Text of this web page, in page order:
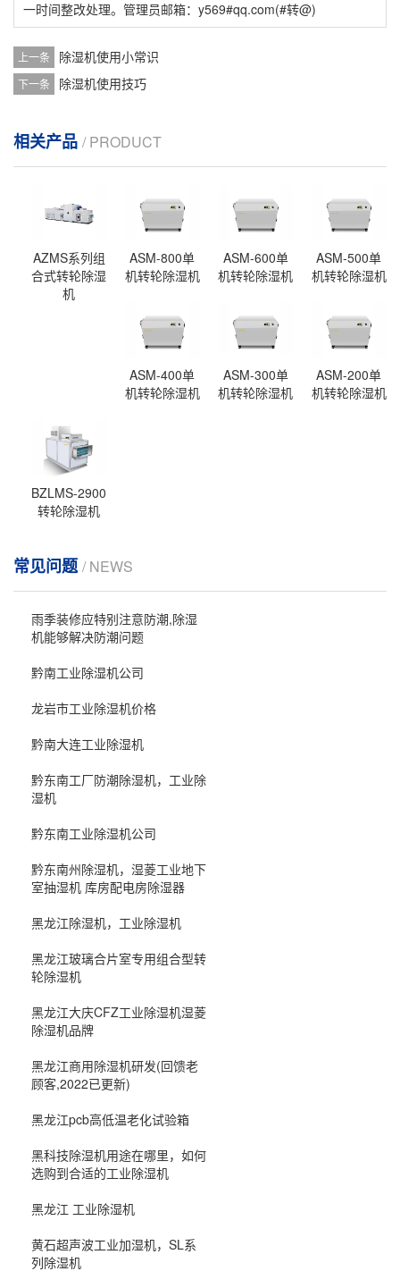
一时间整改处理。管理员邮箱：y569#qq.com(#转@)
上一条 除湿机使用小常识
下一条 除湿机使用技巧
相关产品 / PRODUCT
AZMS系列组
合式转轮除湿
机
ASM-800单
机转轮除湿机
ASM-600单
机转轮除湿机
ASM-500单
机转轮除湿机
ASM-400单
机转轮除湿机
ASM-300单
机转轮除湿机
ASM-200单
机转轮除湿机
BZLMS-2900
转轮除湿机
常见问题/ NEWS
雨季装修应特别注意防潮,除湿
机能够解决防潮问题
黔南工业除湿机公司
龙岩市工业除湿机价格
黔南大连工业除湿机
黔东南工厂防潮除湿机，工业除
湿机
黔东南工业除湿机公司
黔东南州除湿机，湿菱工业地下
室抽湿机 库房配电房除湿器
黑龙江除湿机，工业除湿机
黑龙江玻璃合片室专用组合型转
轮除湿机
黑龙江大庆CFZ工业除湿机湿菱
除湿机品牌
黑龙江商用除湿机研发(回馈老
顾客,2022已更新)
黑龙江pcb高低温老化试验箱
黑科技除湿机用途在哪里，如何
选购到合适的工业除湿机
黑龙江 工业除湿机
黄石超声波工业加湿机，SL系
列除湿机